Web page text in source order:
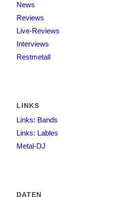
News
Reviews
Live-Reviews
Interviews
Restmetall
LINKS
Links: Bands
Links: Lables
Metal-DJ
DATEN